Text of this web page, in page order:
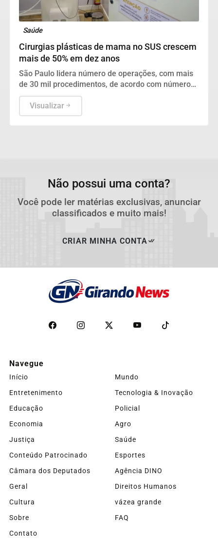
Saúde
Cirurgias plásticas de mama no SUS crescem
mais de 50% em dez anos
São Paulo lidera número de operações, com mais
de 30 mil procedimentos, de acordo com números
da Sociedade Brasileira de Cirurgia Plástica.
Visualizar
Não possui uma conta?
Você pode ler matérias exclusivas, anunciar
classificados e muito mais!
CRIAR MINHA CONTA
Navegue
Início
Mundo
Entretenimento
Tecnologia & Inovação
Educação
Policial
Economia
Agro
Justiça
Saúde
Conteúdo Patrocinado
Esportes
Câmara dos Deputados
Agência DINO
Geral
Direitos Humanos
Cultura
vázea grande
Sobre
FAQ
Contato